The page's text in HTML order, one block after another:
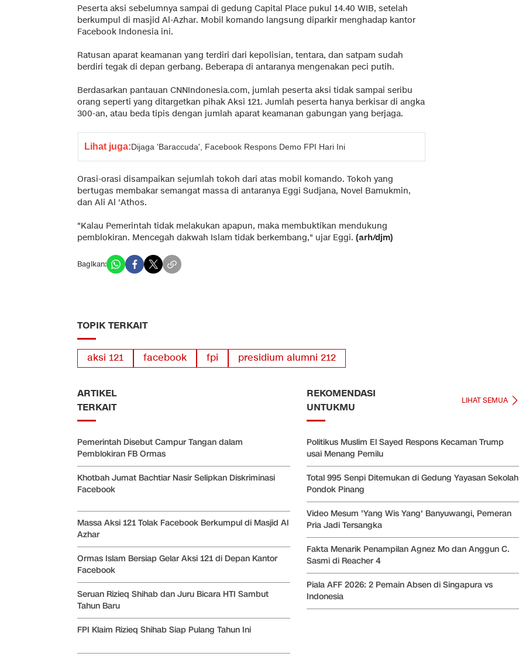
Peserta aksi sebelumnya sampai di gedung Capital Place pukul 14.40 WIB, setelah
berkumpul di masjid Al-Azhar. Mobil komando langsung diparkir menghadap kantor
Facebook Indonesia ini.
Ratusan aparat keamanan yang terdiri dari kepolisian, tentara, dan satpam sudah
berdiri tegak di depan gerbang. Beberapa di antaranya mengenakan peci putih.
Berdasarkan pantauan CNNIndonesia.com, jumlah peserta aksi tidak sampai seribu
orang seperti yang ditargetkan pihak Aksi 121. Jumlah peserta hanya berkisar di angka
300-an, atau beda tipis dengan jumlah aparat keamanan gabungan yang berjaga.
Lihat juga:Dijaga 'Baraccuda', Facebook Respons Demo FPI Hari Ini
Orasi-orasi disampaikan sejumlah tokoh dari atas mobil komando. Tokoh yang
bertugas membakar semangat massa di antaranya Eggi Sudjana, Novel Bamukmin,
dan Ali Al 'Athos.
"Kalau Pemerintah tidak melakukan apapun, maka membuktikan mendukung
pemblokiran. Mencegah dakwah Islam tidak berkembang," ujar Eggi. (arh/djm)
Bagikan:
TOPIK TERKAIT
aksi 121 facebook fpi presidium alumni 212
ARTIKEL
TERKAIT
Pemerintah Disebut Campur Tangan dalam
Pemblokiran FB Ormas
Khotbah Jumat Bachtiar Nasir Selipkan Diskriminasi
Facebook
Massa Aksi 121 Tolak Facebook Berkumpul di Masjid Al
Azhar
Ormas Islam Bersiap Gelar Aksi 121 di Depan Kantor
Facebook
Seruan Rizieq Shihab dan Juru Bicara HTI Sambut
Tahun Baru
FPI Klaim Rizieq Shihab Siap Pulang Tahun Ini
REKOMENDASI
UNTUKMU
LIHAT SEMUA
Politikus Muslim El Sayed Respons Kecaman Trump
usai Menang Pemilu
Total 995 Senpi Ditemukan di Gedung Yayasan Sekolah
Pondok Pinang
Video Mesum 'Yang Wis Yang' Banyuwangi, Pemeran
Pria Jadi Tersangka
Fakta Menarik Penampilan Agnez Mo dan Anggun C.
Sasmi di Reacher 4
Piala AFF 2026: 2 Pemain Absen di Singapura vs
Indonesia